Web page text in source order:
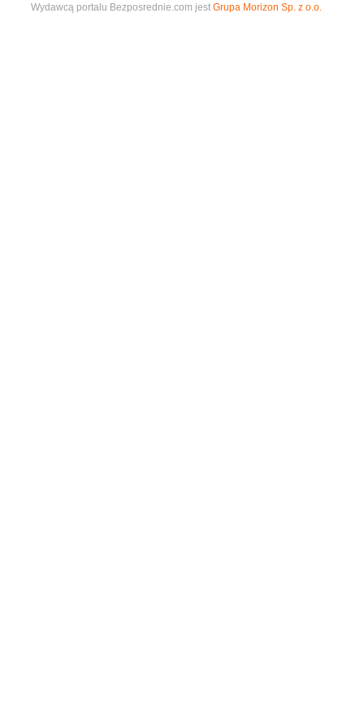
Wydawcą portalu Bezposrednie.com jest Grupa Morizon Sp. z o.o.